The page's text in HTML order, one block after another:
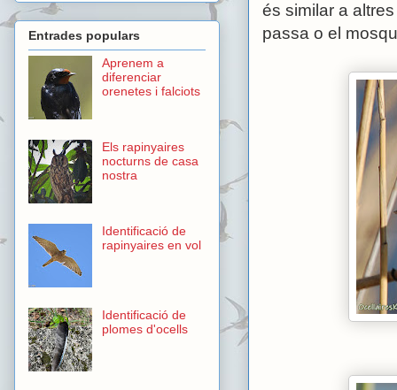
és similar a
passa o el
Entrades populars
Aprenem a
diferenciar
orenetes i falciots
Els rapinyaires
nocturns de casa
nostra
Identificació de
rapinyaires en vol
Identificació de
plomes d'ocells